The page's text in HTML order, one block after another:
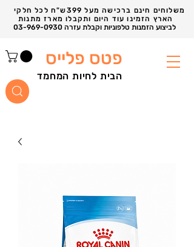
משלוחים חינם ברכישה מעל 399ש"ח לכל חלקי
פטס פלייס
הבית לחיות המחמד